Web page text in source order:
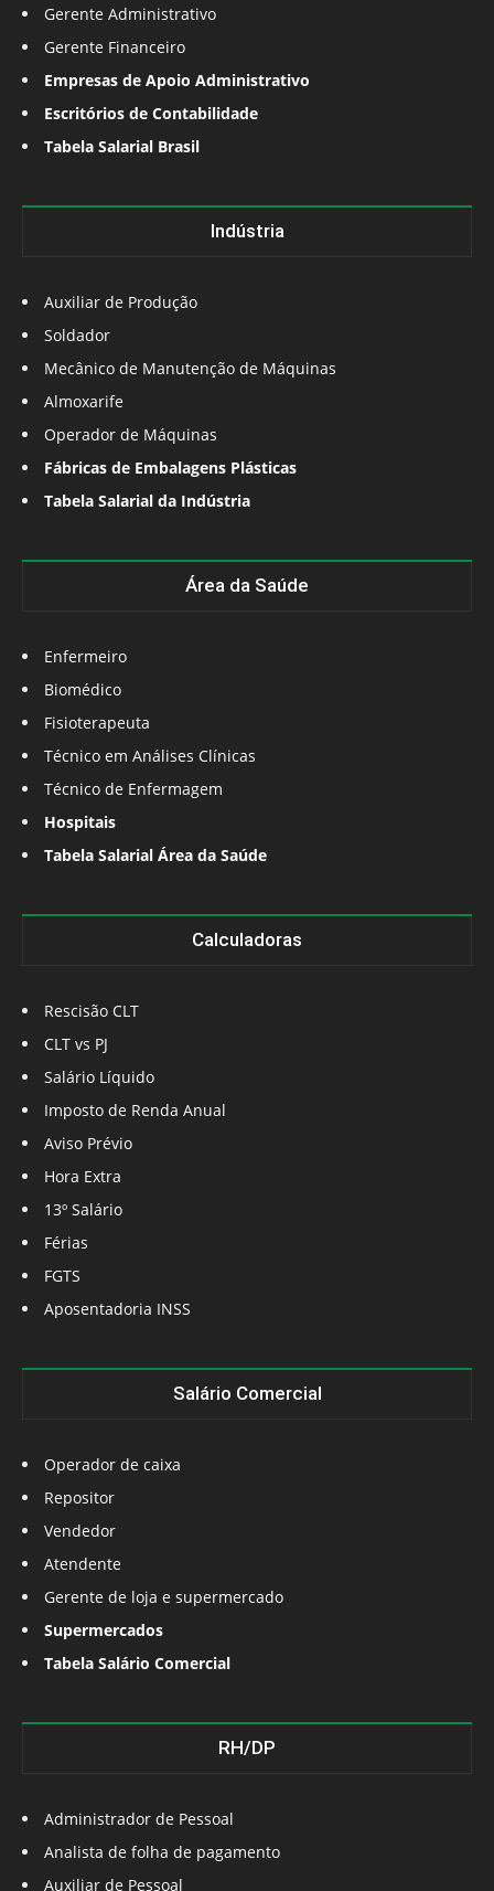
Gerente Administrativo
Gerente Financeiro
Empresas de Apoio Administrativo
Escritórios de Contabilidade
Tabela Salarial Brasil
Indústria
Auxiliar de Produção
Soldador
Mecânico de Manutenção de Máquinas
Almoxarife
Operador de Máquinas
Fábricas de Embalagens Plásticas
Tabela Salarial da Indústria
Área da Saúde
Enfermeiro
Biomédico
Fisioterapeuta
Técnico em Análises Clínicas
Técnico de Enfermagem
Hospitais
Tabela Salarial Área da Saúde
Calculadoras
Rescisão CLT
CLT vs PJ
Salário Líquido
Imposto de Renda Anual
Aviso Prévio
Hora Extra
13º Salário
Férias
FGTS
Aposentadoria INSS
Salário Comercial
Operador de caixa
Repositor
Vendedor
Atendente
Gerente de loja e supermercado
Supermercados
Tabela Salário Comercial
RH/DP
Administrador de Pessoal
Analista de folha de pagamento
Auxiliar de Pessoal